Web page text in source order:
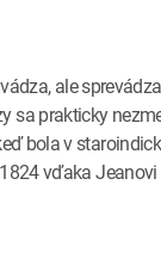
ale
sa prakticky
bola v
vďaka Jeanovi